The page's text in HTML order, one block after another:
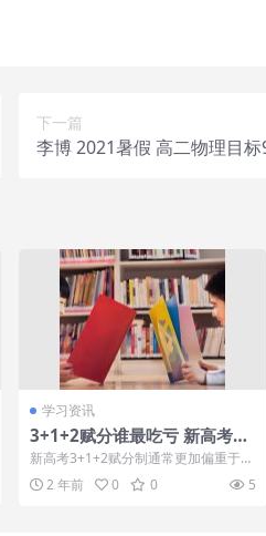
下一篇
李博 2021暑假 高二物理目
学习资讯
3+1+2赋分谁最吃亏 新高考怎
么选科好
新高考3+1+2赋分制通常更加偏重于考
试成绩，如果一个学生在实践方面表现
出色但对...
2 年前 0 0 5